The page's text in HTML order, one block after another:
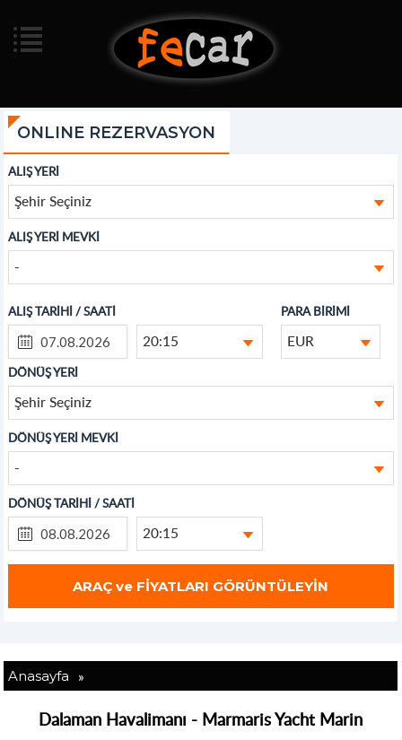
ONLINE REZERVASYON
ALIŞ YERİ
Şehir Seçiniz
ALIŞ YERİ MEVKİ
-
ALIŞ TARİHİ / SAATİ
20:15
PARA BİRİMİ
EUR
DÖNÜŞ YERİ
Şehir Seçiniz
DÖNÜŞ YERİ MEVKİ
-
DÖNÜŞ TARİHİ / SAATİ
20:15
Anasayfa »
Dalaman Havalimanı - Marmaris Yacht Marin